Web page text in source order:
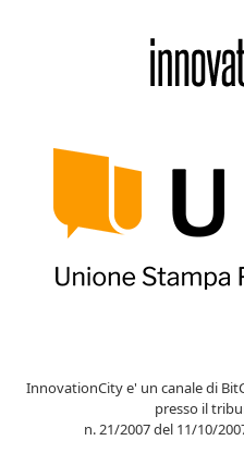
InnovationCity e' un canale di
presso il
n. 21/2007 del 11/10/